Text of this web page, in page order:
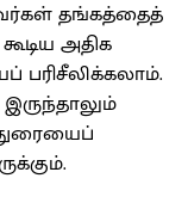
தங்கத்தைத்
அதிக